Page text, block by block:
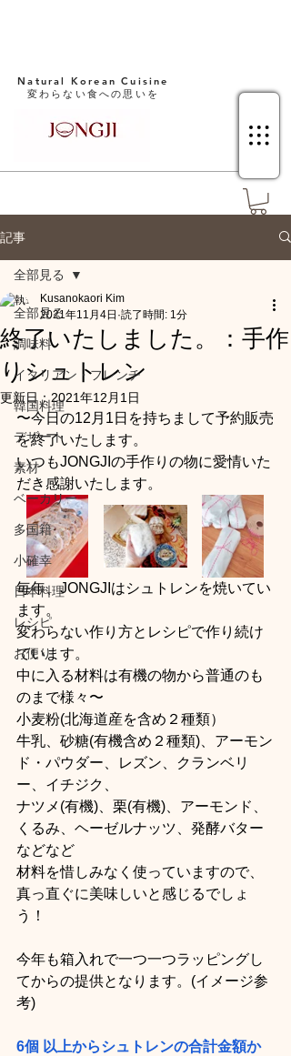
Natural Korean Cuisine​
変わらない食への思いを
記事
全部見る
調味料
イタリアン・フレンチ
韓国料理
デザート
素材
ベーカリー
多国籍
小確幸
日本料理
レシピ
お便り
全部見る
終了いたしました。：手作
りシュトレン
Kusanokaori Kim
2021年11月4日 読了時間: 1分
更新日：2021年12月1日
〜今日の12月1日を持ちまして予約販売
を終了いたします。
いつもJONGJIの手作りの物に愛情いた
だき感謝いたします。
毎年、JONGJIはシュトレンを焼いてい
ます。
変わらない作り方とレシピで作り続け
ています。
中に入る材料は有機の物から普通のも
のまで様々〜
小麦粉(北海道産を含め２種類）
牛乳、砂糖(有機含め２種類)、アーモン
ド・パウダー、レズン、クランベリ
ー、イチジク、
ナツメ(有機)、栗(有機)、アーモンド、
くるみ、ヘーゼルナッツ、発酵バター
などなど
材料を惜しみなく使っていますので、
真っ直ぐに美味しいと感じるでしょ
う！
今年も箱入れで一つ一つラッピングし
てからの提供となります。(イメージ参
考)
6個 以上からシュトレンの合計金額か